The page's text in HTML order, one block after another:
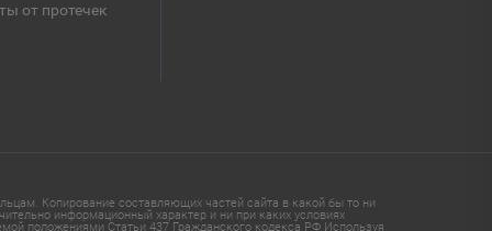
от протечек
Копирование составляющих частей сайта в какой бы то ни
информационный характер и ни при каких условиях
положениями Статьи 437 Гражданского кодекса РФ Используя